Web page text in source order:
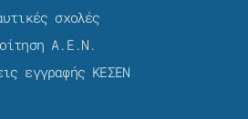
σχολές
Α.Ε.Ν.
εγγραφής ΚΕΣΕΝ